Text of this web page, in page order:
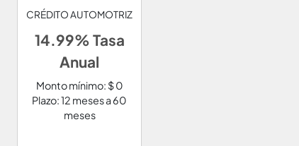
CRÉDITO AUTOMOTRIZ
14.99% Tasa
Anual
Monto mínimo: $ 0
Plazo: 12 meses a 60
meses